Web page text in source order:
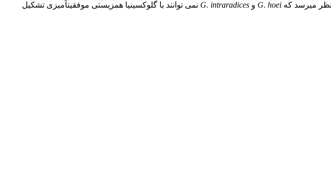
نظر می­رسد که G. hoei و G. intraradices نمی توانند با گلوکسینیا همزیستی موفقیت­آمیزی تشکیل